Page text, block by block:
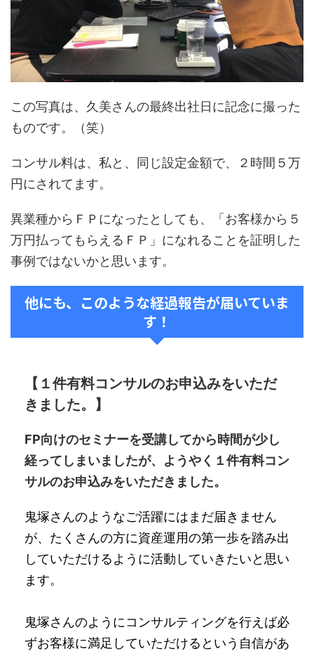
この写真は、久美さんの最終出社日に記念に撮った
ものです。（笑）
コンサル料は、私と、同じ設定金額で、２時間５万
円にされてます。
異業種からＦＰになったとしても、「お客様から５
万円払ってもらえるＦＰ」になれることを証明した
事例ではないかと思います。
他にも、このような経過報告が届いていま
す！
【１件有料コンサルのお申込みをいただ
きました。】
FP向けのセミナーを受講してから時間が少し
経ってしまいましたが、ようやく１件有料コン
サルのお申込みをいただきました。
鬼塚さんのようなご活躍にはまだ届きません
が、たくさんの方に資産運用の第一歩を踏み出
していただけるように活動していきたいと思い
ます。
鬼塚さんのようにコンサルティングを行えば必
ずお客様に満足していただけるという自信があ